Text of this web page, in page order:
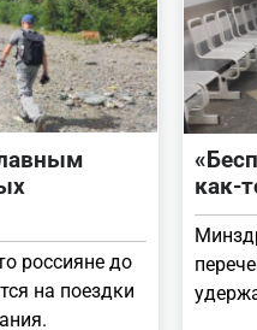
россияне до
на поездки
как-